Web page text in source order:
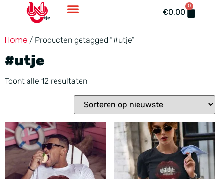
€0,00
0
Home / Producten getagged “#utje”
#utje
Toont alle 12 resultaten